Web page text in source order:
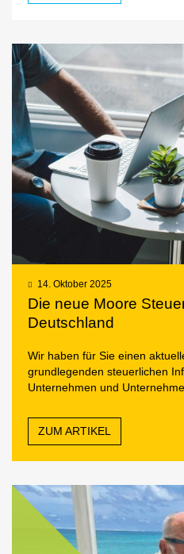
14. Oktober 2025
Die neue Moore
Deutschland
Wir haben für Sie einen
grundlegenden steuerlichen
Unternehmen und
ZUM ARTIKEL